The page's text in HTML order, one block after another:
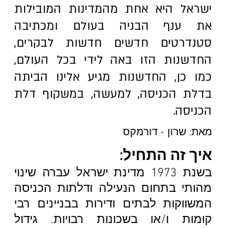
ישראל היא אחת מהמדינות המובילות
את ענף הבניה בעולם ומכתיבה
סטנדרטים חדשים חדשות לבקרים,
החדשנות הזו באה לידי בכל העולם,
כמו כן, החדשנות מגיע אלינו הביתה
בדלת הכניסה, למעשה, במשקוף דלת
הכניסה.
מאת: שרון - דורמקס
איך זה התחיל:
בשנת 1973 מדינת ישראל עברה שינוי
מהותי בתחום הנעילה ודלתות הכניסה
המשווקות לבתים ודירות בבניינים רבי
קומות ו/או בשכונות רבויות. גידול